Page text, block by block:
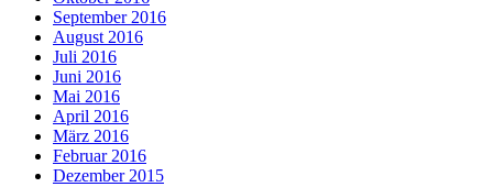
September 2016
August 2016
Juli 2016
Juni 2016
Mai 2016
April 2016
März 2016
Februar 2016
Dezember 2015